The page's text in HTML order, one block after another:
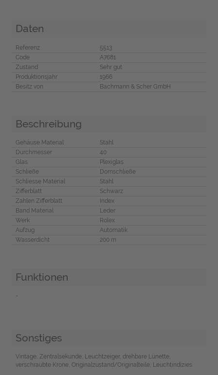
Daten
Referenz
5513
Code
A7681
Zustand
Sehr gut
Produktionsjahr
1966
Besitz von
Bachmann & Scher GmbH
Beschreibung
Gehäuse Material
Stahl
Durchmesser
40
Glas
Plexiglas
Schließe
Dornschließe
Schliesse Material
Stahl
Zifferblatt
Schwarz
Zahlen Zifferblatt
Index
Band Material
Leder
Werk
Rolex
Aufzug
Automatik
Wasserdicht
200 m
Funktionen
-
Sonstiges
Vintage, Zentralsekunde, Leuchtzeiger, drehbare Lünette,
verschraubte Krone, Originalzustand/Originalteile, Leuchtindizies